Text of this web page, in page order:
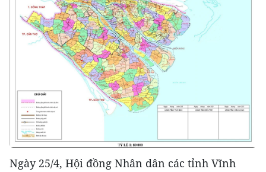
Ngày 25/4, Hội đồng Nhân dân các tỉnh Vĩnh